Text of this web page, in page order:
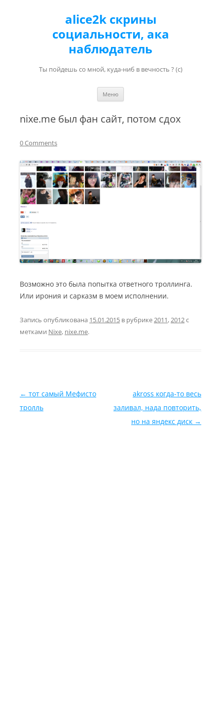
alice2k скрины
социальности, ака
наблюдатель
Ты пойдешь со мной, куда-ниб в вечность ? (с)
Меню
nixe.me был фан сайт, потом сдох
0 Comments
Возможно это была попытка ответного троллинга.
Или ирония и сарказм в моем исполнении.
Запись опубликована 15.01.2015 в рубрике2011,2012с
метками Nixe, nixe.me.
Навигация по записям
← тот самый Мефисто
тролль
akross когда-то весь
заливал, нада повторить,
но на яндекс диск →